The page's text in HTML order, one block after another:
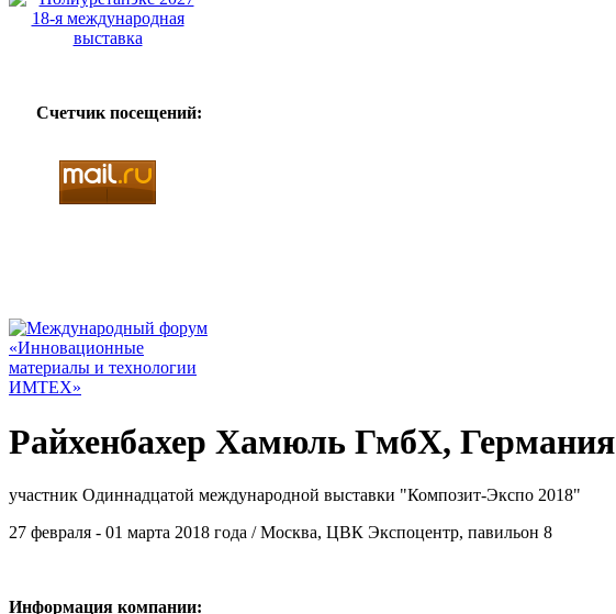
Счетчик посещений:
Райхенбахер Хамюль ГмбХ, Германия
участник Одиннадцатой международной выставки "Композит-Экспо 2018"
27 февраля - 01 марта 2018 года / Москва, ЦВК Экспоцентр, павильон 8
Информация компании: